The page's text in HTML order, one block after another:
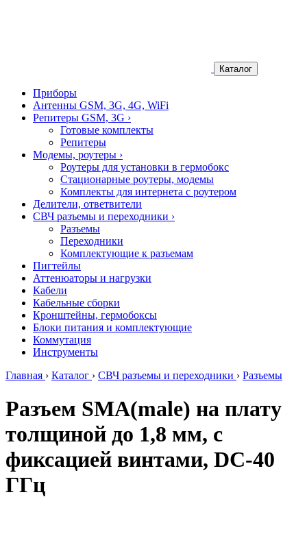
Каталог
Приборы
Антенны GSM, 3G, 4G, WiFi
Репитеры GSM, 3G ›
Готовые комплекты
Репитеры
Модемы, роутеры ›
Роутеры для установки в гермобокс
Стационарные роутеры, модемы
Комплекты для интернета с роутером
Делители, ответвители
СВЧ разъемы и переходники ›
Разъемы
Переходники
Комплектующие к разъемам
Пигтейлы
Аттенюаторы и нагрузки
Кабели
Кабельные сборки
Кронштейны, гермобоксы
Блоки питания и комплектующие
Коммутация
Инструменты
Главная › Каталог › СВЧ разъемы и переходники › Разъемы
Разъем SMA(male) на плату
толщиной до 1,8 мм, с
фиксацией винтами, DC-40
ГГц